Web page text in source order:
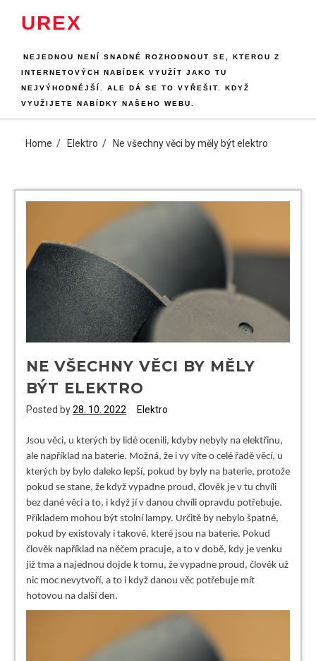
UREX
NEJEDNOU NENÍ SNADNÉ ROZHODNOUT SE, KTEROU Z
INTERNETOVÝCH NABÍDEK VYUŽÍT JAKO TU
NEJVÝHODNĚJŠÍ. ALE DÁ SE TO VYŘEŠIT. KDYŽ
VYUŽIJETE NABÍDKY NAŠEHO WEBU.
Home Elektro Ne všechny věci by měly být elektro
NE VŠECHNY VĚCI BY MĚLY
BÝT ELEKTRO
Posted by28. 10. 2022 Elektro
Jsou věci, u kterých by lidé ocenili, kdyby nebyly na elektřinu,
ale například na baterie. Možná, že i vy víte o celé řadě věcí, u
kterých by bylo daleko lepší, pokud by byly na baterie, protože
pokud se stane, že když vypadne proud, člověk je v tu chvíli
bez dané věci a to, i když jí v danou chvíli opravdu potřebuje.
Příkladem mohou být stolní lampy. Určitě by nebylo špatné,
pokud by existovaly i takové, které jsou na baterie. Pokud
člověk například na něčem pracuje, a to v době, kdy je venku
již tma a najednou dojde k tomu, že vypadne proud, člověk už
nic moc nevytvoří, a to i když danou věc potřebuje mít
hotovou na další den.